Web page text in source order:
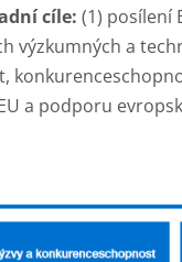
cíle: (1) posílení
výzkumných a
a podporu